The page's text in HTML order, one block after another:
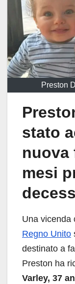
Preston
stato
nuova
mesi
Una vicenda
Regno Unito
destinato a
Preston ha
Varley, 37